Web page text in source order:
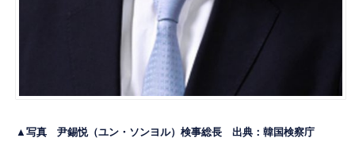
▲写真 尹錫悦（ユン・ソンヨル）検事総長 出典：韓国検察庁